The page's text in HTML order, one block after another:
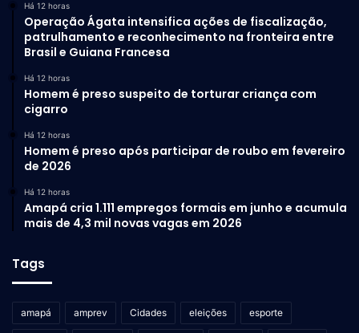
crítico e de que, certamente,
qualquer acidente pode ter danos
indesejável para a sociedade
brasileira. E outro aspecto, por
fim, é que a exploração de
petróleo, se confirmada a
possibilidade de campos
produtivos, na verdade, só vai
exploração. Há um custo de
Há 12 horas
Operação Ágata intensifica ações de fiscalização,
patrulhamento e reconhecimento na fronteira entre
Brasil e Guiana Francesa
Há 12 horas
Homem é preso suspeito de torturar criança com
cigarro
Há 12 horas
Homem é preso após participar de roubo em fevereiro
de 2026
Há 12 horas
Amapá cria 1.111 empregos formais em junho e acumula
mais de 4,3 mil novas vagas em 2026
Tags
amapá amprev Cidades eleições esporte